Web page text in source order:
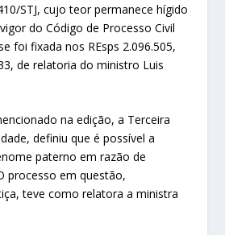
STJ, cujo teor permanece hígido
do Código de Processo Civil
foi fixada nos REsps 2.096.505,
de relatoria do ministro Luis
na edição, a Terceira
definiu que é possível a
paterno em razão de
processo em questão,
teve como relatora a ministra